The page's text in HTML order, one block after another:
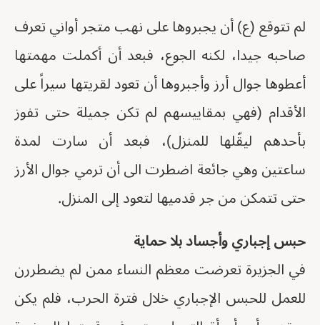
لم تتوقع (ع) أن يجبروها على نهب متجر أواني تعرف
صاحبه جيدا، لكنه الجوع، فبعد أن أكملت مهمتها
أعطوها جوال أرز وأجبروها أن تعود لقريتها سيراً على
الأقدام (فهي بمقاييسهم لم تكن جميلة حتى تفوز
بأحدهم ليقّلها للمنزل)، فبعد أن سارت لمدة
ساعتين وهي جائعة اضطرت الى أن ترمي جوال الأرز
حتى تتمكن من جر قدميها لتعود إلى المنزل.
حبس إجباري وأجساد بلا حماية
في الجزيرة تعرضت معظم النساء ممن لم يضطررن
للعمل للحبس الإجباري خلال فترة الحرب، فلم يكن